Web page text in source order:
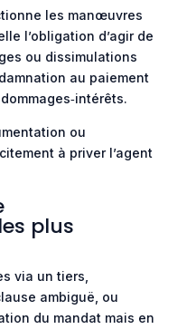
les manœuvres
l’obligation d’agir de
ou dissimulations
au paiement
ou
à priver l’agent
plus
via un tiers,
ambiguë, ou
du mandat mais en